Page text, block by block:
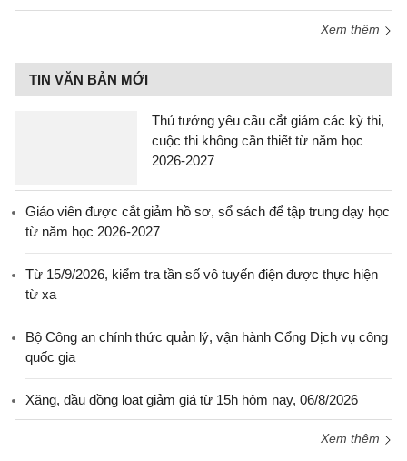
Xem thêm
TIN VĂN BẢN MỚI
Thủ tướng yêu cầu cắt giảm các kỳ thi,
cuộc thi không cần thiết từ năm học
2026-2027
Giáo viên được cắt giảm hồ sơ, sổ sách để tập trung dạy học
từ năm học 2026-2027
Từ 15/9/2026, kiểm tra tần số vô tuyến điện được thực hiện
từ xa
Bộ Công an chính thức quản lý, vận hành Cổng Dịch vụ công
quốc gia
Xăng, dầu đồng loạt giảm giá từ 15h hôm nay, 06/8/2026
Xem thêm